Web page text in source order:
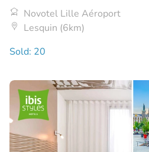
Novotel Lille Aéroport
Lesquin (6km)
Sold: 20